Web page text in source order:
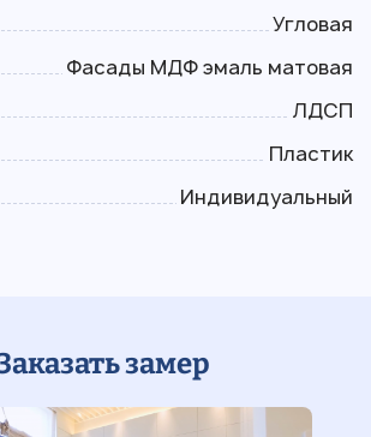
Угловая
Фасады МДФ эмаль матовая
ЛДСП
Пластик
Индивидуальный
замер